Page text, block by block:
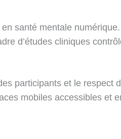
santé mentale
d’études cliniques
participants et le respect
mobiles accessibles et